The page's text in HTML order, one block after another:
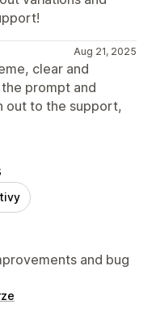
Aug 21, 2025
clear and
prompt and
out to the support,
and bug